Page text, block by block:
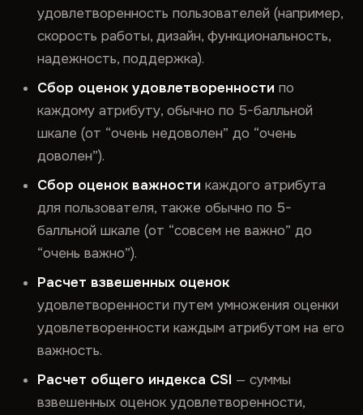
удовлетворенность пользователей (например,
скорость работы, дизайн, функциональность,
надежность, поддержка).
Сбор оценок удовлетворенности по
каждому атрибуту, обычно по 5-балльной
шкале (от “очень недоволен” до “очень
доволен”).
Сбор оценок важности каждого атрибута
для пользователя, также обычно по 5-
балльной шкале (от “совсем не важно” до
“очень важно”).
Расчет взвешенных оценок
удовлетворенности путем умножения оценки
удовлетворенности каждым атрибутом на его
важность.
Расчет общего индекса CSI — суммы
взвешенных оценок удовлетворенности,